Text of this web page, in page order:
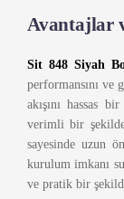
Avantajlar
Sit 848 Siyah
performansını ve
akışını hassas
verimli bir şekilde
sayesinde uzun
kurulum imkanı
ve pratik bir